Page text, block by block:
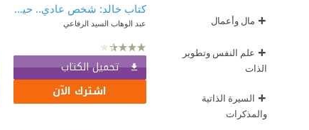
+ مال وأعمال
+ علم النفس وتطوير
الذات
+ السيرة الذاتية
والمذكرات
كتاب خالد: شخص عادي.. حياة غير عادية
عبد الوهاب السيد الرفاعي
تحميل الكتاب
اشترك الآن